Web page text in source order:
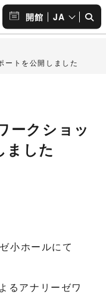
開館 JA
ートを公開しました
ークショッ
ました
小ホールにて
るアナリーゼワ